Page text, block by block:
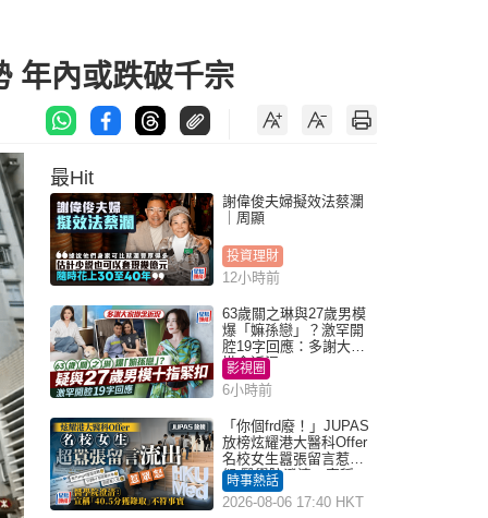
年內或跌破千宗
最Hit
謝偉俊夫婦擬效法蔡瀾
｜周顯
投資理財
12小時前
63歲關之琳與27歲男模
爆「嫲孫戀」？激罕開
腔19字回應：多謝大家
掛念近況
影視圈
6小時前
「你個frd廢！」JUPAS
放榜炫耀港大醫科Offer
名校女生囂張留言惹眾
怒 醫學院澄清：宣稱
「40.5分獲錄取」不符事
實｜Juicy叮
時事熱話
2026-08-06 17:40 HKT